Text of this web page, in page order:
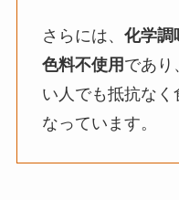
さらには、 化学調
色料不使用 であり
い人でも抵抗なく
なっています。